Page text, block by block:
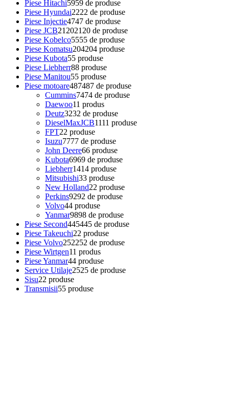
Piese Hitachi5959 de produse
Piese Hyundai2222 de produse
Piese Injectie4747 de produse
Piese JCB21202120 de produse
Piese Kobelco5555 de produse
Piese Komatsu204204 produse
Piese Kubota55 produse
Piese Liebherr88 produse
Piese Manitou55 produse
Piese motoare487487 de produse
Cummins7474 de produse
Daewoo11 produs
Deutz3232 de produse
DieselMaxJCB1111 produse
FPT22 produse
Isuzu7777 de produse
John Deere66 produse
Kubota6969 de produse
Liebherr1414 produse
Mitsubishi33 produse
New Holland22 produse
Perkins9292 de produse
Volvo44 produse
Yanmar9898 de produse
Piese Second445445 de produse
Piese Takeuchi22 produse
Piese Volvo252252 de produse
Piese Wirtgen11 produs
Piese Yanmar44 produse
Service Utilaje2525 de produse
Sisu22 produse
Transmisii55 produse